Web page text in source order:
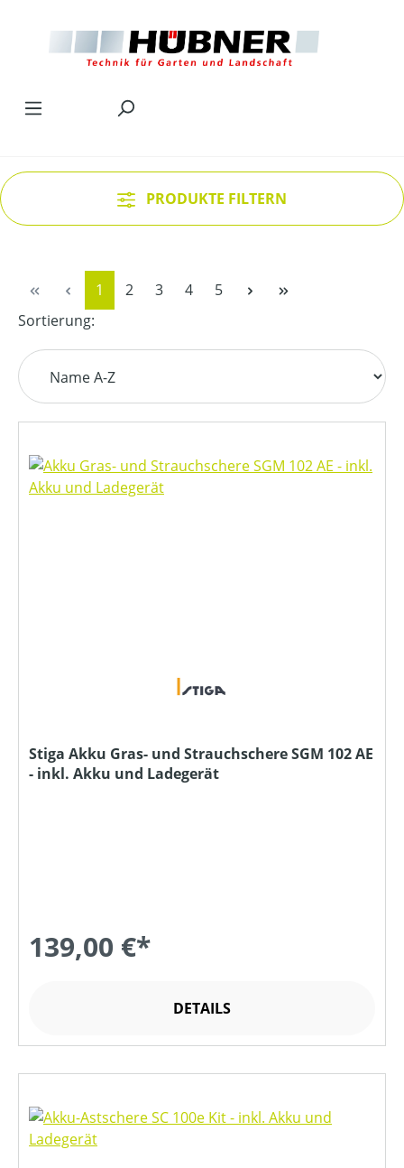
PRODUKTE FILTERN
Seite
1 Seite
2 Seite
3 Seite
4 Seite
5
Sortierung:
Stiga Akku Gras- und Strauchschere SGM 102 AE
- inkl. Akku und Ladegerät
139,00 €*
DETAILS